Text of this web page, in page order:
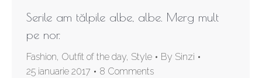
Serile am tălpile albe, albe. Merg mult
pe nor.
Fashion, Outfit of the day, Style By Sinzi
25 ianuarie 2017
8 Comments